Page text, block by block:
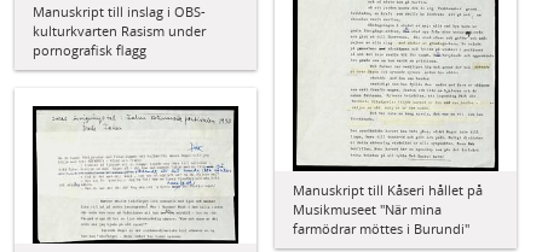
Manuskript till inslag i OBS-
kulturkvarten Rasism under
pornografisk flagg
Manuskript till Kåseri hållet på
Musikmuseet "När mina
farmödrar möttes i Burundi"